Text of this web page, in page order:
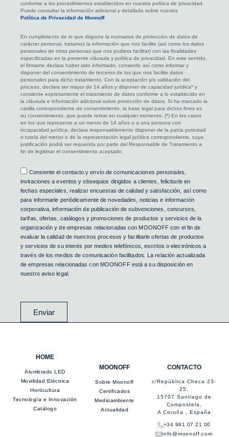
conforme a los procedimientos establecidos en nuestra política de privacidad.
Puede consultar la información adicional y detallada sobre nuestra
Política de Privacidad de Moonoff
En cumplimiento de lo que dispone la normativa de protección de datos de
carácter personal, tratamos la información que nos facilite (así como los datos
personales de otras personas que nos pudiera facilitar) con las finalidades
especificadas en la presente cláusula y política de privacidad. En este sentido,
el firmante declara haber sido informado, consentir, así como informar y
disponer del consentimiento de terceros de los que nos facilite datos
personales para dicho tratamiento. Con la aceptación y/o validación del
proceso, declara ser mayor de 14 años y disponer de capacidad jurídica* y
consiente expresamente el tratamiento de datos conforme a lo establecido en
la cláusula e información adicional sobre protección de datos. Si ha marcado la
casilla correspondiente de consentimiento, la base legal para dichos fines es
su consentimiento, que puede retirar en cualquier momento. (*) En los casos
en los que represente a un menor de 14 años o a una persona con
incapacidad jurídica, declara responsablemente disponer de la patria potestad
o tutela del menor o de la representación legal jurídica correspondiente, cuya
justificación podrá ser requerida por parte del Responsable de Tratamiento a
fin de legitimar el consentimiento aceptado.
Consentimiento
Consiente el contacto y envío de comunicaciones personales,
invitaciones a eventos y obsequios dirigidos a clientes, felicitarle en
fechas especiales, realizar encuestas de calidad y satisfacción, así como
para informarle periódicamente de novedades, noticias e información
corporativa, información de publicación de subvenciones, concursos,
tarifas, ofertas, catálogos y promociones de productos y servicios de la
organización y de empresas relacionadas con MOONOFF con el fin de
evaluar la calidad de nuestros procesos y facilitarle ofertas de productos
y servicios de su interés por medios telefónicos, escritos o electrónicos a
través de los medios de comunicación facilitados. La relación actualizada
de empresas relacionadas con MOONOFF está a su disposición en
nuestro aviso legal.
Enviar
HOME
Alumbrado LED
Movilidad Eléctrica
Horticultura
Tecnología e Innovación
Catálogo
MOONOFF
Sobre Moonoff
Certificados
Medioambiente
Actualidad
CONTACTO
c/República Checa 23-
25,
15707 Santiago de
Compostela,
A Coruña , España
+34 981 07 21 00
info@moonoff.com